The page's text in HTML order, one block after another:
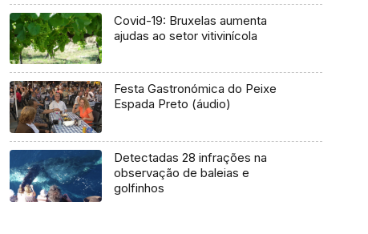
Covid-19: Bruxelas aumenta
ajudas ao setor vitivinícola
Festa Gastronómica do Peixe
Espada Preto (áudio)
Detectadas 28 infrações na
observação de baleias e
golfinhos